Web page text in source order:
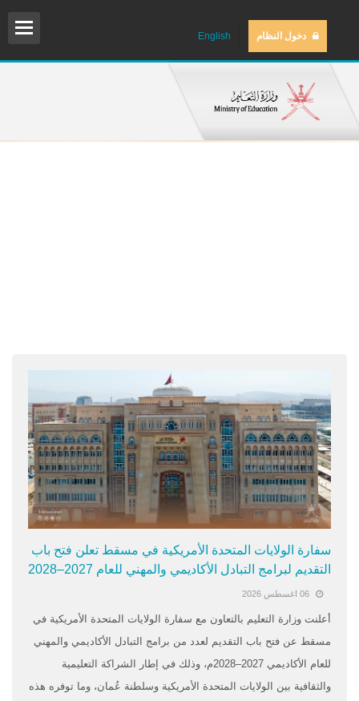
دخول النظام English
سفارة الولايات المتحدة الأمريكية في مسقط تعلن فتح باب
التقديم لبرامج التبادل الأكاديمي والمهني للعام 2027–2028
06 اغسطس 2026
أعلنت وزارة التعليم بالتعاون مع سفارة الولايات المتحدة الأمريكية في
مسقط عن فتح باب التقديم لعدد من برامج التبادل الأكاديمي والمهني
للعام الأكاديمي 2027–2028م، وذلك في إطار الشراكة التعليمية
والثقافية بين الولايات المتحدة الأمريكية وسلطنة عُمان، وما توفره هذه